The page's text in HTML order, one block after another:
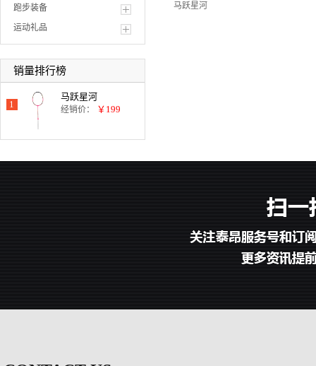
跑步装备
运动礼品
销量排行榜
1
马跃星河
经销价： ￥199
马跃星河